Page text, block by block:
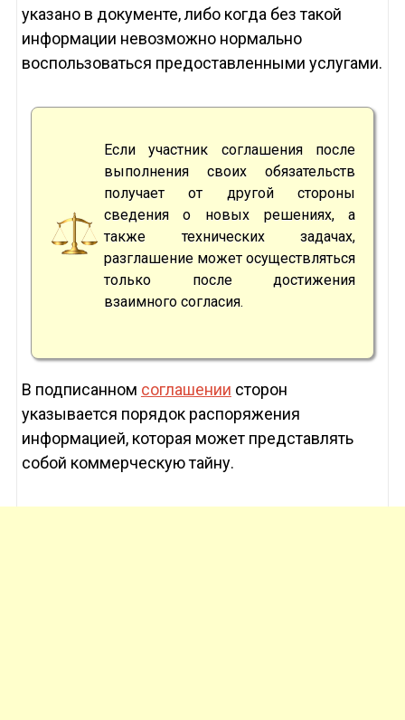
указано в документе, либо когда без такой
информации невозможно нормально
воспользоваться предоставленными услугами.
Если участник соглашения после
выполнения своих обязательств
получает от другой стороны
сведения о новых решениях, а
также технических задачах,
разглашение может осуществляться
только после достижения
взаимного согласия.
В подписанном соглашении сторон
указывается порядок распоряжения
информацией, которая может представлять
собой коммерческую тайну.